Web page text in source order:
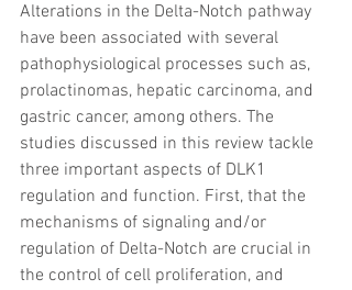
Alterations in the Delta-Notch pathway
have been associated with several
pathophysiological processes such as,
prolactinomas, hepatic carcinoma, and
gastric cancer, among others. The
studies discussed in this review tackle
three important aspects of DLK1
regulation and function. First, that the
mechanisms of signaling and/or
regulation of Delta-Notch are crucial in
the control of cell proliferation, and